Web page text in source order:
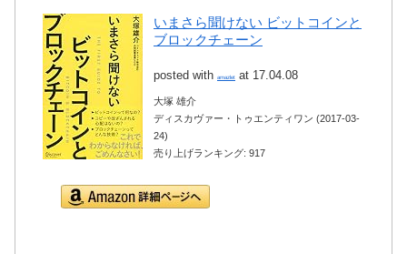
いまさら聞けない ビットコインと
ブロックチェーン
posted with amazlet at 17.04.08
大塚 雄介
ディスカヴァー・トゥエンティワン (2017-03-
24)
売り上げランキング: 917